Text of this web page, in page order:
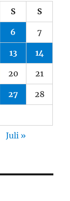
S S
6 7
13 14
20 21
27 28
Juli »